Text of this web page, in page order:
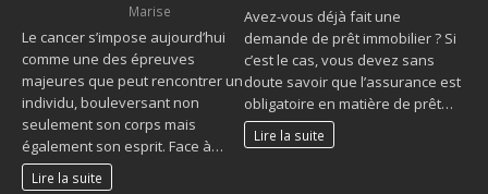
Marise
Le cancer s’impose aujourd’hui
comme une des épreuves
majeures que peut rencontrer un
individu, bouleversant non
seulement son corps mais
également son esprit. Face à…
Lire la suite
Avez-vous déjà fait une
demande de prêt immobilier ? Si
c’est le cas, vous devez sans
doute savoir que l’assurance est
obligatoire en matière de prêt…
Lire la suite